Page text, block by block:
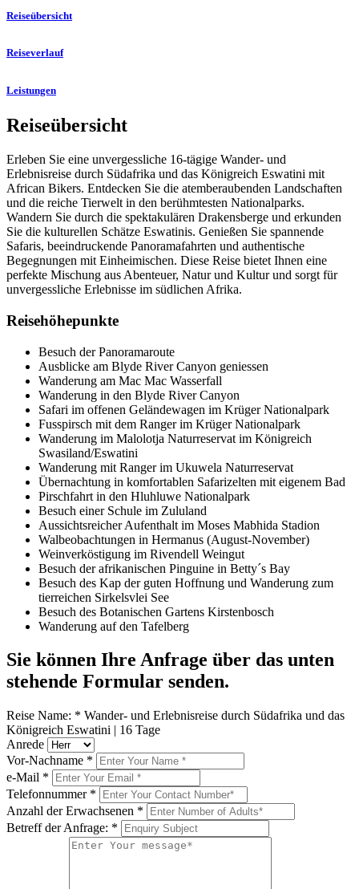
Reiseübersicht
Reiseverlauf
Leistungen
Reiseübersicht
Erleben Sie eine unvergessliche 16-tägige Wander- und
Erlebnisreise durch Südafrika und das Königreich Eswatini mit
African Bikers. Entdecken Sie die atemberaubenden Landschaften
und die reiche Tierwelt in den berühmtesten Nationalparks.
Wandern Sie durch die spektakulären Drakensberge und erkunden
Sie die kulturellen Schätze Eswatinis. Genießen Sie spannende
Safaris, beeindruckende Panoramafahrten und authentische
Begegnungen mit Einheimischen. Diese Reise bietet Ihnen eine
perfekte Mischung aus Abenteuer, Natur und Kultur und sorgt für
unvergessliche Erlebnisse im südlichen Afrika.
Reisehöhepunkte
Besuch der Panoramaroute
Ausblicke am Blyde River Canyon geniessen
Wanderung am Mac Mac Wasserfall
Wanderung in den Blyde River Canyon
Safari im offenen Geländewagen im Krüger Nationalpark
Fusspirsch mit dem Ranger im Krüger Nationalpark
Wanderung im Malolotja Naturreservat im Königreich
Swasiland/Eswatini
Wanderung mit Ranger im Ukuwela Naturreservat
Übernachtung in komfortablen Safarizelten mit eigenem Bad
Pirschfahrt in den Hluhluwe Nationalpark
Besuch einer Schule im Zululand
Aussichtsreicher Aufenthalt im Moses Mabhida Stadion
Walbeobachtungen in Hermanus (August-November)
Weinverköstigung im Rivendell Weingut
Besuch der afrikanischen Pinguine in Betty´s Bay
Besuch des Kap der guten Hoffnung und Wanderung zum
tierreichen Sirkelsvlei See
Besuch des Botanischen Gartens Kirstenbosch
Wanderung auf den Tafelberg
Sie können Ihre Anfrage über das unten
stehende Formular senden.
Reise Name: * Wander- und Erlebnisreise durch Südafrika und das
Königreich Eswatini | 16 Tage
Anrede
Vor-Nachname *
e-Mail *
Telefonnummer *
Anzahl der Erwachsenen *
Betreff der Anfrage: *